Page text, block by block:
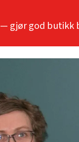
— gjør god butikk